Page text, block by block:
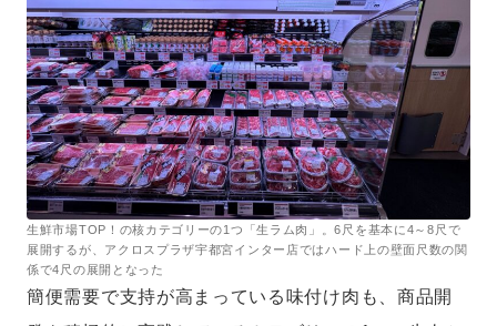
生鮮市場TOP！の核カテゴリーの1つ「生ラム肉」。6尺を基本に4～8尺で
展開するが、アクロスプラザ宇都宮インター店ではハード上の壁面尺数の関
係で4尺の展開となった
簡便需要で支持が高まっている味付け肉も、商品開